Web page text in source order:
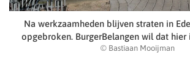
Na werkzaamheden blijven straten in
opgebroken. BurgerBelangen wil dat hier
© Bastiaan Mooijman